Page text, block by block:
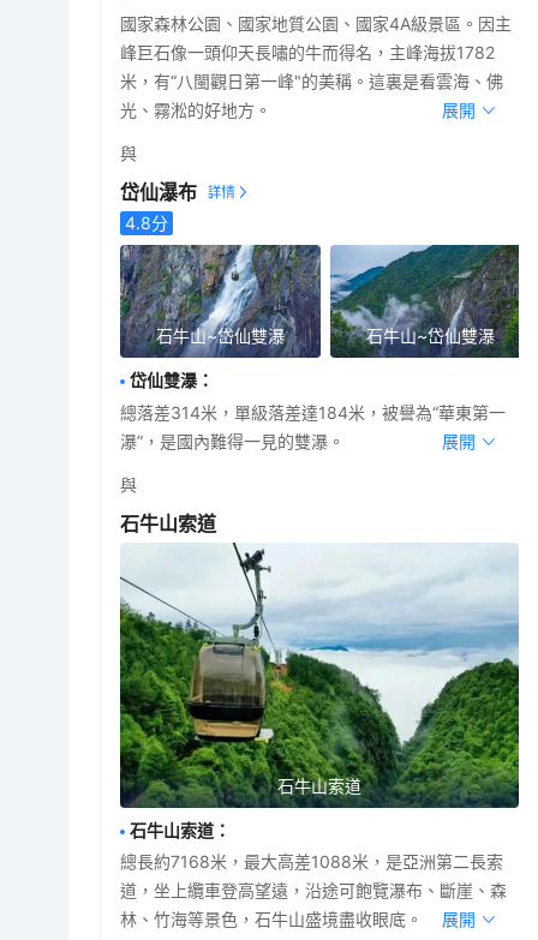
國家森林公園、國家地質公園、國家4A級景區。因主
峰巨石像一頭仰天長嘯的牛而得名，主峰海拔1782
米，有“八閩觀日第一峰"的美稱。這裏是看雲海、佛
光、霧淞的好地方。
展開
與
岱仙瀑布
4.8分
石牛山~岱仙雙瀑 石牛山~岱仙雙瀑
岱仙雙瀑：
總落差314米，單級落差達184米，被譽為“華東第一
瀑”，是國內難得一見的雙瀑。
展開
與
石牛山索道
石牛山索道
石牛山索道 ：
總長約7168米，最大高差1088米，是亞洲第二長索
道，坐上纜車登高望遠，沿途可飽覽瀑布、斷崖、森
林、竹海等景色，石牛山盛境盡收眼底。
展開